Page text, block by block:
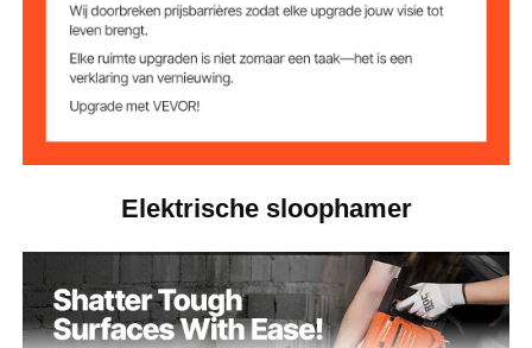
Snelheid 1400 BPM
Klei-spadebeitel
Puntbeitel 14,9 inch / 380 mm
Elektrische sloophamer